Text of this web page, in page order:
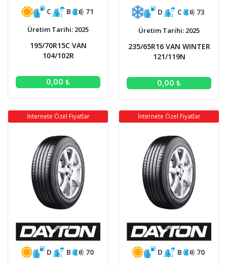
C B 71
Üretim Tarihi: 2025
195/70R15C VAN
104/102R
0,00 ₺
D C 73
Üretim Tarihi: 2025
235/65R16 VAN WINTER
121/119N
0,00 ₺
İnternete Özel Fiyatlar
D B 70
İnternete Özel Fiyatlar
D B 70